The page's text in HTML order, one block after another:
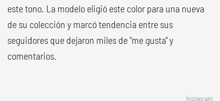
este tono. La modelo eligió este color para una nueva
de su colección y marcó tendencia entre sus
seguidores que dejaron miles de "me gusta" y
comentarios.
Instagram